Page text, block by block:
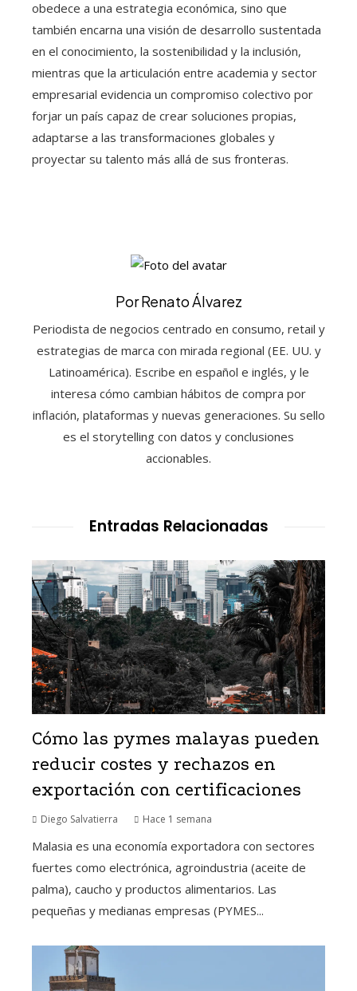
obedece a una estrategia económica, sino que
también encarna una visión de desarrollo sustentada
en el conocimiento, la sostenibilidad y la inclusión,
mientras que la articulación entre academia y sector
empresarial evidencia un compromiso colectivo por
forjar un país capaz de crear soluciones propias,
adaptarse a las transformaciones globales y
proyectar su talento más allá de sus fronteras.
Por Renato Álvarez
Periodista de negocios centrado en consumo, retail y
estrategias de marca con mirada regional (EE. UU. y
Latinoamérica). Escribe en español e inglés, y le
interesa cómo cambian hábitos de compra por
inflación, plataformas y nuevas generaciones. Su sello
es el storytelling con datos y conclusiones
accionables.
Entradas Relacionadas
Cómo las pymes malayas pueden
reducir costes y rechazos en
exportación con certificaciones
Diego Salvatierra Hace 1 semana
Malasia es una economía exportadora con sectores
fuertes como electrónica, agroindustria (aceite de
palma), caucho y productos alimentarios. Las
pequeñas y medianas empresas (PYMES...